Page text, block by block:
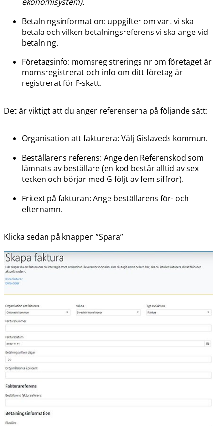
Betalningsinformation: uppgifter om vart vi ska
betala och vilken betalningsreferens vi ska ange vid
betalning.
Företagsinfo: momsregistrerings nr om företaget är
momsregistrerat och info om ditt företag är
registrerat för F-skatt.
Det är viktigt att du anger referenserna på följande sätt:
Organisation att fakturera: Välj Gislaveds kommun.
Beställarens referens: Ange den Referenskod som
lämnats av beställare (en kod består alltid av sex
tecken och börjar med G följt av fem siffror).
Fritext på fakturan: Ange beställarens för- och
efternamn.
Klicka sedan på knappen ”Spara”.